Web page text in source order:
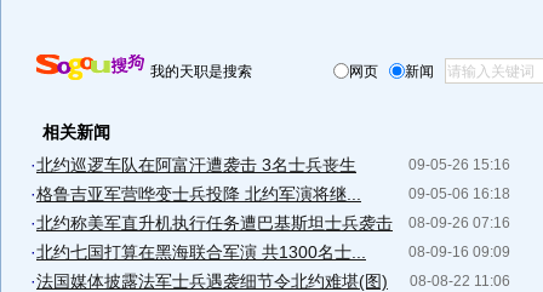
我的天职是搜索 网页 新闻
相关新闻
09-05-26 15:16
·北约巡逻车队在阿富汗遭袭击 3名士兵丧生
09-05-06 16:18
·格鲁吉亚军营哗变士兵投降 北约军演将继...
08-09-26 07:16
·北约称美军直升机执行任务遭巴基斯坦士兵袭击
08-09-16 09:09
·北约七国打算在黑海联合军演 共1300名士...
08-08-22 11:06
·法国媒体披露法军士兵遇袭细节令北约难堪(图)